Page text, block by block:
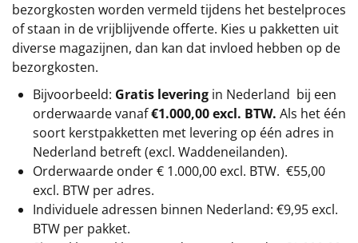
bezorgkosten worden vermeld tijdens het bestelproces
of staan in de vrijblijvende offerte. Kies u pakketten uit
diverse magazijnen, dan kan dat invloed hebben op de
bezorgkosten.
Bijvoorbeeld: Gratis levering in Nederland bij een
orderwaarde vanaf€1.000,00 excl. BTW. Als het één
soort kerstpakketten met levering op één adres in
Nederland betreft (excl. Waddeneilanden).
Orderwaarde onder € 1.000,00 excl. BTW. €55,00
excl. BTW per adres.
Individuele adressen binnen Nederland: €9,95 excl.
BTW per pakket.